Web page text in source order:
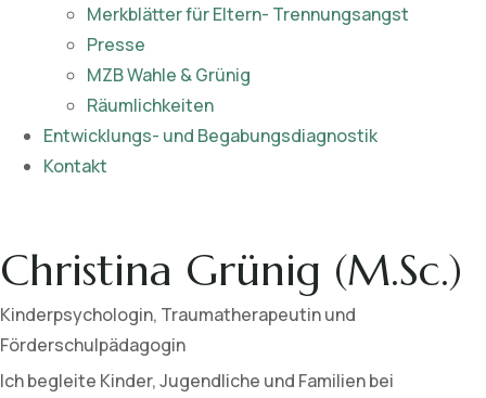
Merkblätter für Eltern- Trennungsangst
Presse
MZB Wahle & Grünig
Räumlichkeiten
Entwicklungs- und Begabungsdiagnostik
Kontakt
Christina Grünig (M.Sc.)
Kinderpsychologin, Traumatherapeutin und
Förderschulpädagogin
Ich begleite Kinder, Jugendliche und Familien bei